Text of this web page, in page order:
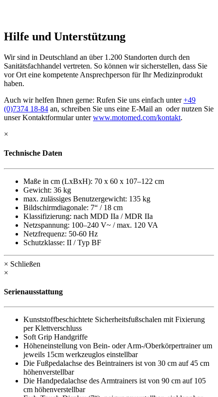
Hilfe und Unterstützung
Wir sind in Deutschland an über 1.200 Standorten durch den
Sanitätsfachhandel vertreten. So können wir sicherstellen, dass Sie
vor Ort eine kompetente Ansprechperson für Ihr Medizinprodukt
haben.
Auch wir helfen Ihnen gerne: Rufen Sie uns einfach unter+49
(0)7374 18-84 an, schreiben Sie uns eine E-Mail an oder nutzen Sie
unser Kontaktformular unterwww.motomed.com/kontakt.
×
Technische Daten
Maße in cm (LxBxH): 70 x 60 x 107–122 cm
Gewicht: 36 kg
max. zulässiges Benutzergewicht: 135 kg
Bildschirmdiagonale: 7“ / 18 cm
Klassifizierung: nach MDD IIa / MDR IIa
Netzspannung: 100–240 V~ / max. 120 VA
Netzfrequenz: 50-60 Hz
Schutzklasse: II / Typ BF
× Schließen
×
Serienausstattung
Kunststoffbeschichtete Sicherheitsfußschalen mit Fixierung
per Klettverschluss
Soft Grip Handgriffe
Höheneinstellung von Bein- oder Arm-/Oberkörpertrainer um
jeweils 15cm werkzeuglos einstellbar
Die Fußpedalachse des Beintrainers ist von 30 cm auf 45 cm
höhenverstellbar
Die Handpedalachse des Armtrainers ist von 90 cm auf 105
cm höhenverstellbar